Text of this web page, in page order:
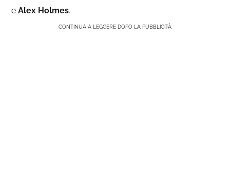
eAlex Holmes.
CONTINUA A LEGGERE DOPO LA PUBBLICITÀ